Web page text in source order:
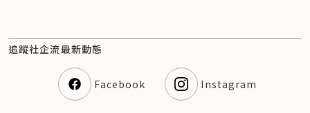
追蹤社企流最新動態
Facebook Instagram